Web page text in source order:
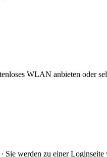
WLAN anbieten oder
werden zu einer